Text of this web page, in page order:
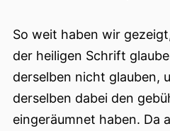
So weit haben wir
der heiligen Schrift
derselben nicht glauben,
derselben dabei den
eingeräumnet haben. Da